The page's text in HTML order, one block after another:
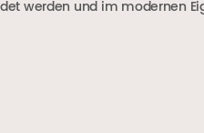
werden und im modernen